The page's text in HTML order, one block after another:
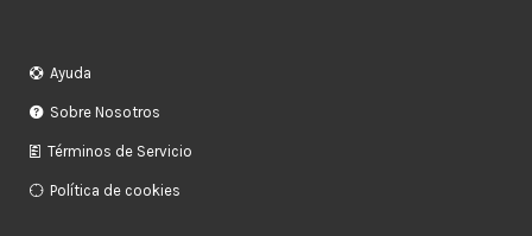
Ayuda
Sobre Nosotros
Términos de Servicio
Política de cookies